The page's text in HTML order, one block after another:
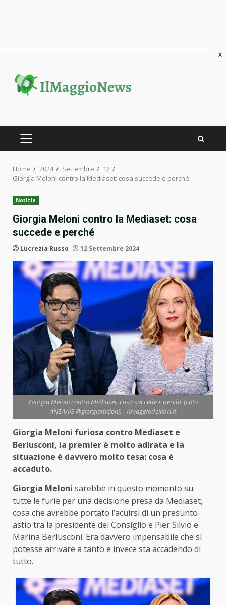
content
PRIMARY
Home 2024 Settembre
12
Giorgia Meloni contro la Mediaset: cosa succede e perché
Notizie
Giorgia Meloni contro la Mediaset: cosa
succede e perché
Lucrezia Russo 12 Settembre 2024
Giorgia Meloni contro Mediaset, cosa succede e perché (Foto
ANSA/IG @giorgiameloni) - Ilmaggiodeilibri.it
Giorgia Meloni furiosa contro Mediaset e
Berlusconi, la premier è molto adirata e la
situazione è davvero molto tesa: cosa è
accaduto.
Giorgia Meloni sarebbe in questo momento su
tutte le furie per una decisione presa da Mediaset,
cosa che avrebbe portato l’acuirsi di un presunto
astio tra la presidente del Consiglio e Pier Silvio e
Marina Berlusconi. Era davvero impensabile che si
potesse arrivare a tanto e invece sta accadendo di
tutto.
×